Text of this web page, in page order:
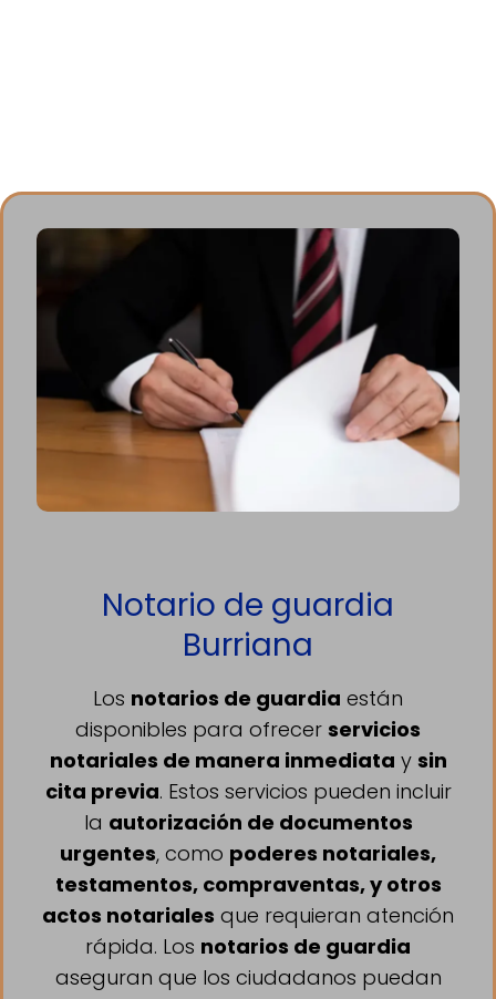
Notario de guardia
Burriana
Los notarios de guardia están
disponibles para ofrecer servicios
notariales de manera inmediata y sin
cita previa. Estos servicios pueden incluir
la autorización de documentos
urgentes, como poderes notariales,
testamentos, compraventas, y otros
actos notariales que requieran atención
rápida. Los notarios de guardia
aseguran que los ciudadanos puedan